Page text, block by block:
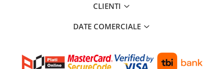
CLIENTI
DATE COMERCIALE